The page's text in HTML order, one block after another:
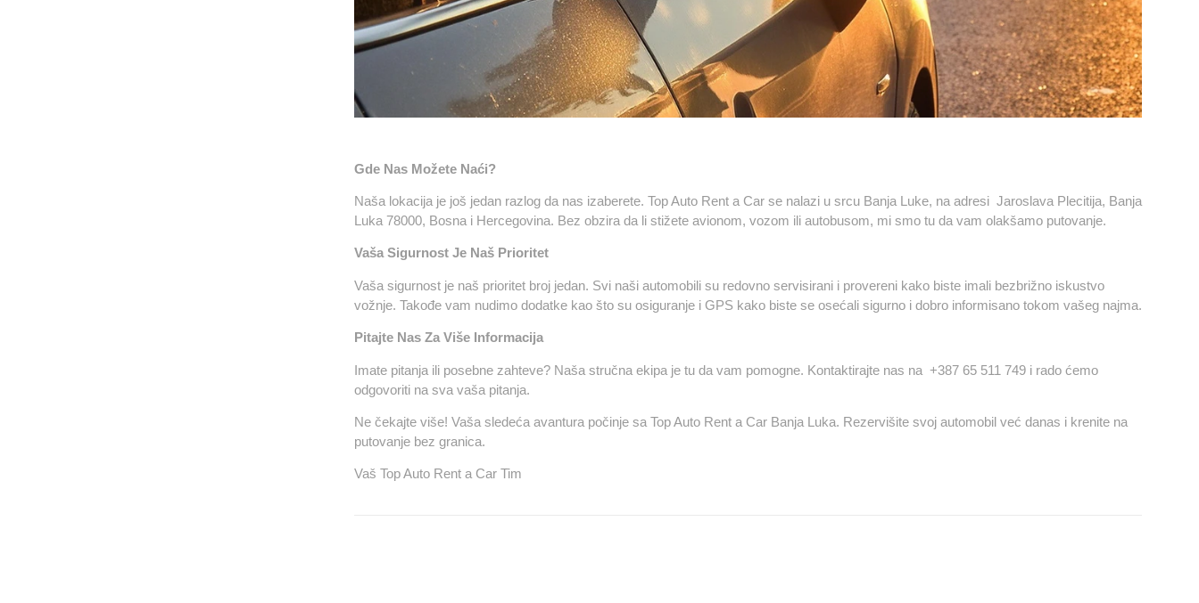
Gde Nas Možete Naći?
Naša lokacija je još jedan razlog da nas izaberete. Top Auto Rent a Car se nalazi u srcu Banja Luke, na adresi Jaroslava Plecitija, Banja
Luka 78000, Bosna i Hercegovina. Bez obzira da li stižete avionom, vozom ili autobusom, mi smo tu da vam olakšamo putovanje.
Vaša Sigurnost Je Naš Prioritet
Vaša sigurnost je naš prioritet broj jedan. Svi naši automobili su redovno servisirani i provereni kako biste imali bezbrižno iskustvo
vožnje. Takođe vam nudimo dodatke kao što su osiguranje i GPS kako biste se osećali sigurno i dobro informisano tokom vašeg najma.
Pitajte Nas Za Više Informacija
Imate pitanja ili posebne zahteve? Naša stručna ekipa je tu da vam pomogne. Kontaktirajte nas na +387 65 511 749i rado ćemo
odgovoriti na sva vaša pitanja.
Ne čekajte više! Vaša sledeća avantura počinje sa Top Auto Rent a Car Banja Luka. Rezervišite svoj automobil već danas i krenite na
putovanje bez granica.
Vaš Top Auto Rent a Car Tim